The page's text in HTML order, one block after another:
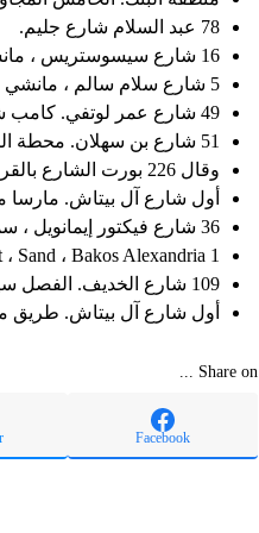
78 عبد السلام شارع جليم.
16 شارع سيسوستريس ، مانشي ، الإسكندرية.
5 شارع سلام سالم ، مانشي ، الإسكندرية.
49 شارع عمر لوتفي. كامب شيزار ، إبراهيم ، الإسكندرية.
51 شارع بن سهلان. محطة المجرة. منطقة الإسكان الصناعي ، الدا ، الإسكندرية.
وقال 226 بورت الشارع بالقرب من سبورتنج سكوير ، الإسكندرية.
أول شارع آل بيتاش. مارسا
36 شارع فيكتور إيمانويل ، سموها ، الإسكندرية.
1 Stone Nawatiya Street ، Sand ، Bakos Alexandria.
109 شارع الخديف. الفصل سيرا. الإسكندرية.
أول شارع آل بيتاش. طريق
Share on ...
Facebook